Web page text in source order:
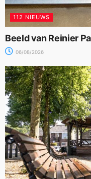
112 NIEUWS
Beeld van Reinier
06/08/2026